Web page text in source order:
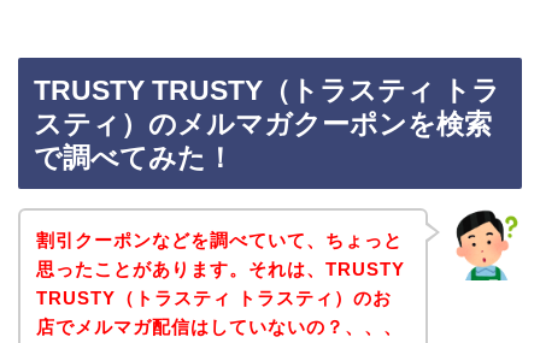
TRUSTY TRUSTY（トラスティ トラ
スティ）のメルマガクーポンを検索
で調べてみた！
割引クーポンなどを調べていて、ちょっと
思ったことがあります。それは、TRUSTY
TRUSTY（トラスティ トラスティ）のお
店でメルマガ配信はしていないの？、、、